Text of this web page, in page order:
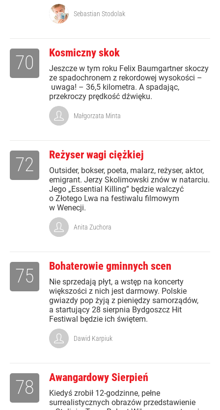
Sebastian Stodolak
Kosmiczny skok
Jeszcze w tym roku Felix Baumgartner skoczy
ze spadochronem z rekordowej wysokości –
uwaga! – 36,5 kilometra. A spadając,
przekroczy prędkość dźwięku.
70
Małgorzata Minta
Reżyser wagi ciężkiej
Outsider, bokser, poeta, malarz, reżyser, aktor,
emigrant. Jerzy Skolimowski znów w natarciu.
Jego „Essential Killing” będzie walczyć
o Złotego Lwa na festiwalu filmowym
w Wenecji.
72
Anita Zuchora
Bohaterowie gminnych scen
Nie sprzedają płyt, a wstęp na koncerty
większości z nich jest darmowy. Polskie
gwiazdy pop żyją z pieniędzy samorządów,
a startujący 28 sierpnia Bydgoszcz Hit
Festiwal będzie ich świętem.
75
Dawid Karpiuk
Awangardowy Sierpień
Kiedyś zrobił 12-godzinne, pełne
surrealistycznych obrazów przedstawienie
78